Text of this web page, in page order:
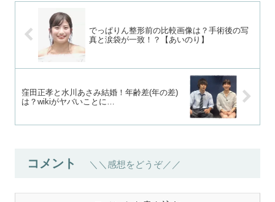
でっぱりん整形前の比較画像は？手術後の写
真と涙袋が一致！？【あいのり】
窪田正孝と水川あさみ結婚！年齢差(年の差)
は？wikiがヤバいことに…
コメント ＼＼感想をどうぞ／／